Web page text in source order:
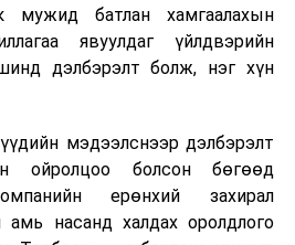
мужид батлан хамгаалахын
явуулдаг үйлдвэрийн
дэлбэрэлт болж, нэг хүн
мэдээлснээр дэлбэрэлт
ойролцоо болсон бөгөөд
ерөнхий захирал
амь насанд халдах оролдлого